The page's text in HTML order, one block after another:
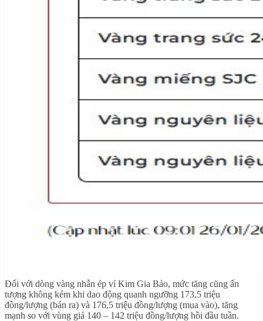
Đối với dòng vàng nhẫn ép vỉ Kim Gia Bảo, mức tăng cũng ấn
tượng không kém khi dao động quanh ngưỡng 173,5 triệu
đồng/lượng (bán ra) và 176,5 triệu đồng/lượng (mua vào), tăng
mạnh so với vùng giá 140 – 142 triệu đồng/lượng hồi đầu tuần.